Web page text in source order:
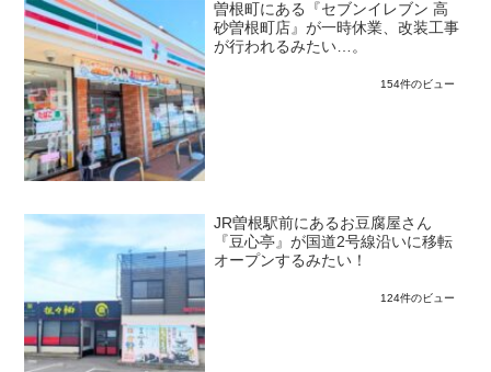
曽根町にある『セブンイレブン 高
砂曽根町店』が一時休業、改装工事
が行われるみたい…。
154件のビュー
JR曽根駅前にあるお豆腐屋さん
『豆心亭』が国道2号線沿いに移転
オープンするみたい！
124件のビュー